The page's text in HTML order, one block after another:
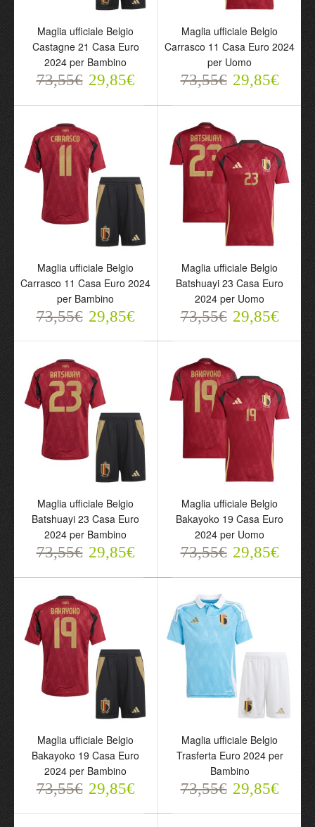
Maglia ufficiale Belgio
Castagne 21 Casa Euro
2024 per Bambino
73,55€
Maglia ufficiale Belgio
Carrasco 11 Casa Euro
2024 per Uomo
73,55€
Maglia ufficiale Belgio
Carrasco 11 Casa Euro
2024 per Bambino
73,55€
Maglia ufficiale Belgio
Batshuayi 23 Casa Euro
2024 per Uomo
Maglia ufficiale Belgio
Batshuayi 23 Casa Euro
2024 per Bambino
73,55€ 29,85€
Maglia ufficiale Belgio
Bakayoko 19 Casa Euro
2024 per Uomo
29,85€
Maglia ufficiale Belgio
Castagne 21 Casa Euro
2024 per Bambino
73,55€ 29,85€
Maglia ufficiale Belgio
Carrasco 11 Casa Euro 2024
per Uomo
73,55€ 29,85€
Maglia ufficiale Belgio
Carrasco 11 Casa Euro 2024
per Bambino
73,55€ 29,85€
Maglia ufficiale Belgio
Batshuayi 23 Casa Euro
2024 per Uomo
73,55€ 29,85€
Maglia ufficiale Belgio
Batshuayi 23 Casa Euro
2024 per Bambino
73,55€ 29,85€
Maglia ufficiale Belgio
Bakayoko 19 Casa Euro
2024 per Uomo
73,55€ 29,85€
Maglia ufficiale Belgio
Bakayoko 19 Casa Euro
2024 per Bambino
73,55€ 29,85€
Maglia ufficiale Belgio
Trasferta Euro 2024 per
Bambino
73,55€ 29,85€